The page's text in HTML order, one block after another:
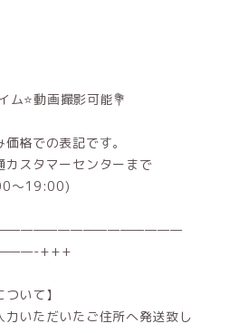
⭐️動画撮影可能💐
格での表記です。
カスタマーセンターまで
～19:00)
+++
いて】
いただいたご住所へ発送致し